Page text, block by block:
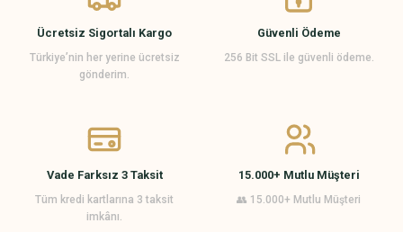
Ücretsiz Sigortalı Kargo
Türkiye’nin her yerine ücretsiz
gönderim.
Güvenli Ödeme
256 Bit SSL ile güvenli ödeme.
Vade Farksız 3 Taksit
Tüm kredi kartlarına 3 taksit
imkânı.
15.000+ Mutlu Müşteri
👥 15.000+ Mutlu Müşteri